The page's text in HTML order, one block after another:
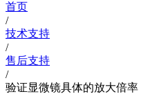
首页
/
技术支持
/
售后支持
/
验证显微镜具体的放大倍率